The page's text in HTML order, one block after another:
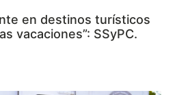
en destinos turísticos
vacaciones”: SSyPC.